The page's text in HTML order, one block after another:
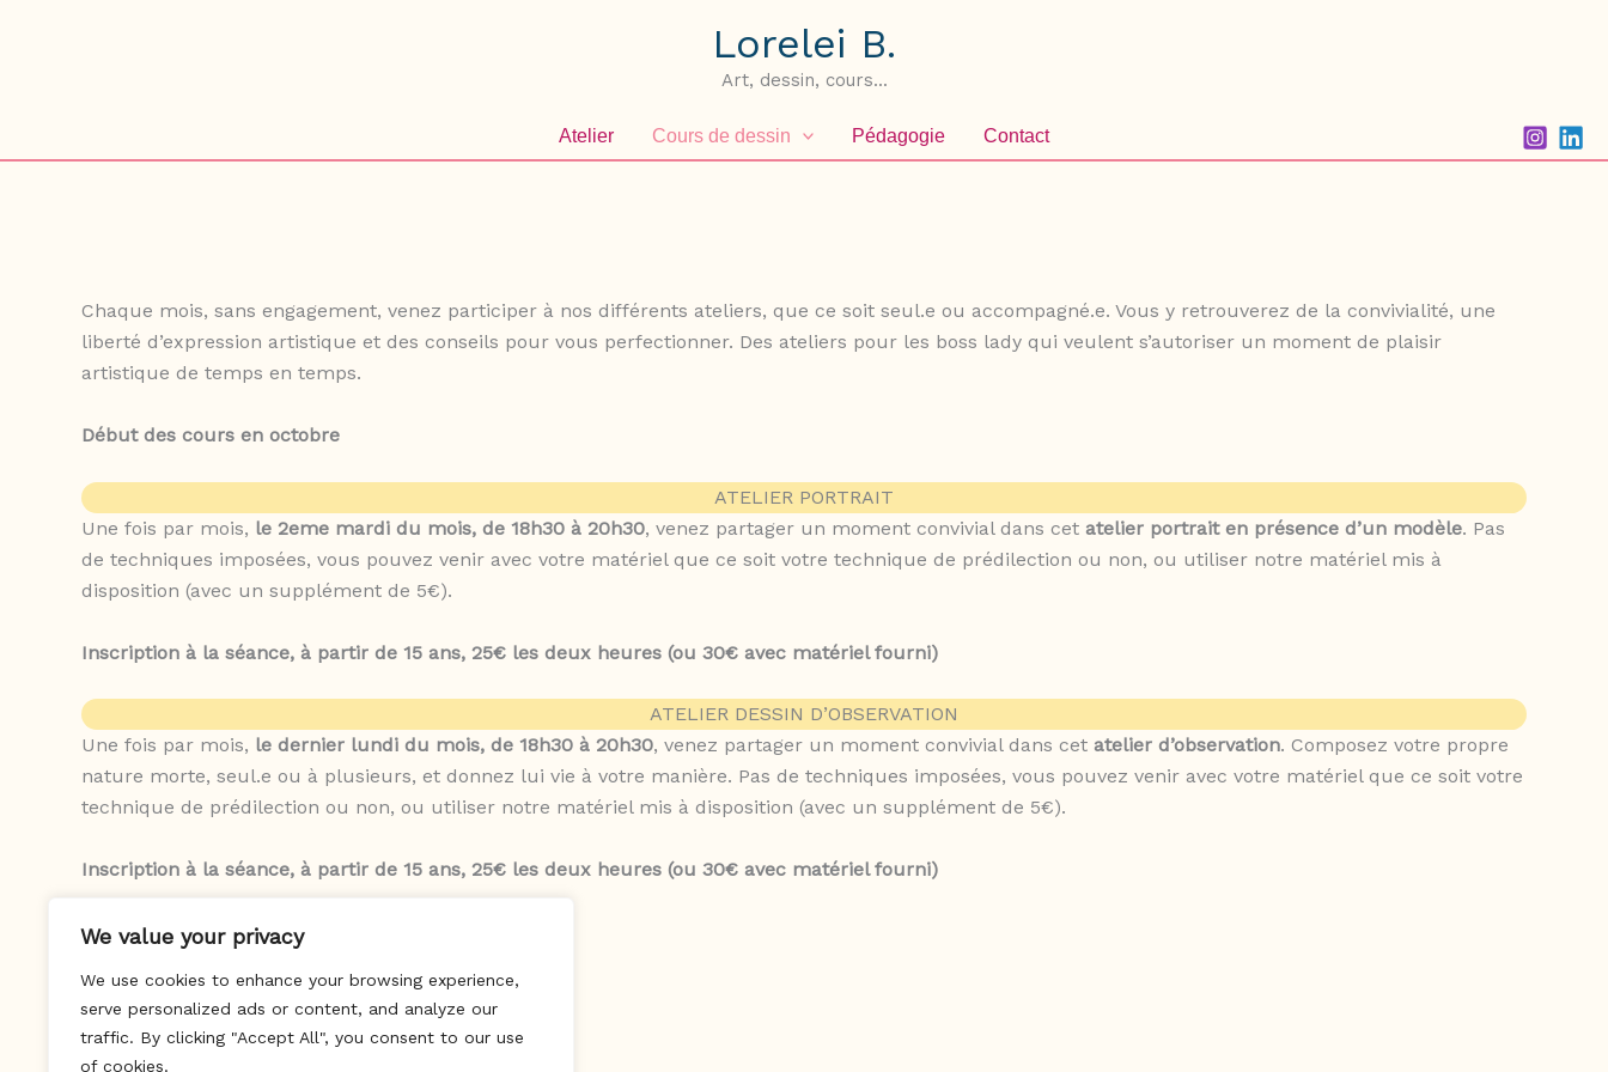
We value your privacy
We use cookies to enhance your browsing experience,
serve personalized ads or content, and analyze our
traffic. By clicking "Accept All", you consent to our use
of cookies.
Lorelei B.
Art, dessin, cours...
Atelier Cours de dessin Pédagogie Contact
Chaque mois, sans engagement, venez participer à nos différents ateliers, que ce soit seul.e ou accompagné.e. Vous y retrouverez de la convivialité, une
liberté d’expression artistique et des conseils pour vous perfectionner. Des ateliers pour les boss lady qui veulent s’autoriser un moment de plaisir
artistique de temps en temps.
Début des cours en octobre
ATELIER PORTRAIT
Une fois par mois, le 2eme mardi du mois, de 18h30 à 20h30, venez partager un moment convivial dans cet atelier portrait en présence d’un modèle. Pas
de techniques imposées, vous pouvez venir avec votre matériel que ce soit votre technique de prédilection ou non, ou utiliser notre matériel mis à
disposition (avec un supplément de 5€).
Inscription à la séance, à partir de 15 ans, 25€ les deux heures (ou 30€ avec matériel fourni)
ATELIER DESSIN D’OBSERVATION
Une fois par mois, le dernier lundi du mois, de 18h30 à 20h30, venez partager un moment convivial dans cet atelier d’observation. Composez votre propre
nature morte, seul.e ou à plusieurs, et donnez lui vie à votre manière. Pas de techniques imposées, vous pouvez venir avec votre matériel que ce soit votre
technique de prédilection ou non, ou utiliser notre matériel mis à disposition (avec un supplément de 5€).
Inscription à la séance, à partir de 15 ans, 25€ les deux heures (ou 30€ avec matériel fourni)